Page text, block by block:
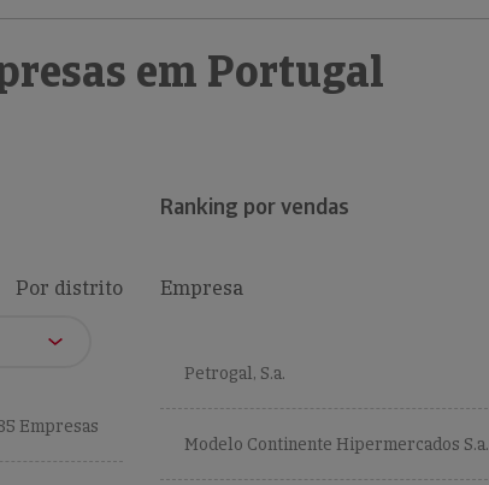
em Portugal
Por distrito
Empresas
Ranking por vendas
Empresa
Petrogal, S.a.
Modelo Continente Hipermercados S.a.